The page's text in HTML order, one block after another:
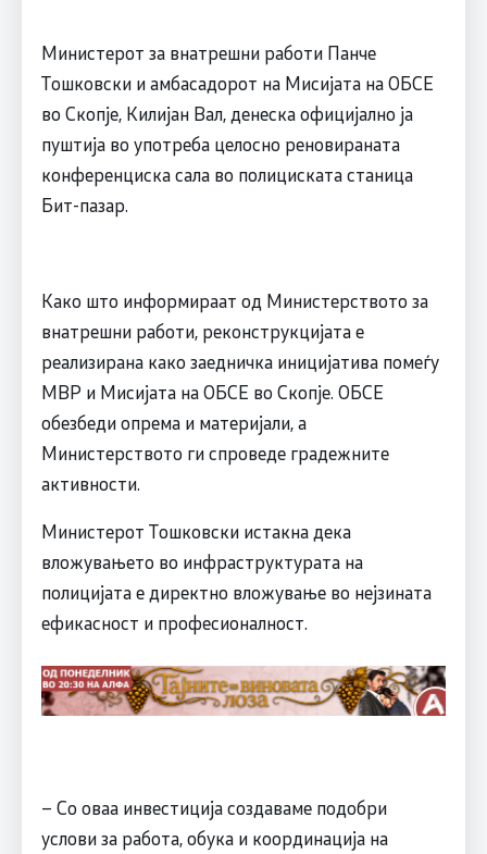
Министерот за внатрешни работи Панче
Тошковски и амбасадорот на Мисијата на ОБСЕ
во Скопје, Килијан Вал, денеска официјално ја
пуштија во употреба целосно реновираната
конференциска сала во полициската станица
Бит-пазар.
Како што информираат од Министерството за
внатрешни работи, реконструкцијата е
реализирана како заедничка иницијатива помеѓу
МВР и Мисијата на ОБСЕ во Скопје. ОБСЕ
обезбеди опрема и материјали, а
Министерството ги спроведе градежните
активности.
Министерот Тошковски истакна дека
вложувањето во инфраструктурата на
полицијата е директно вложување во нејзината
ефикасност и професионалност.
– Со оваа инвестиција создаваме подобри
услови за работа, обука и координација на